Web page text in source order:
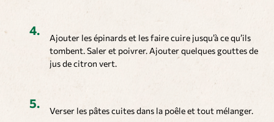
Ajouter les épinards et les faire cuire jusqu’à ce qu’ils
tombent. Saler et poivrer. Ajouter quelques gouttes de
jus de citron vert.
Verser les pâtes cuites dans la poêle et tout mélanger.